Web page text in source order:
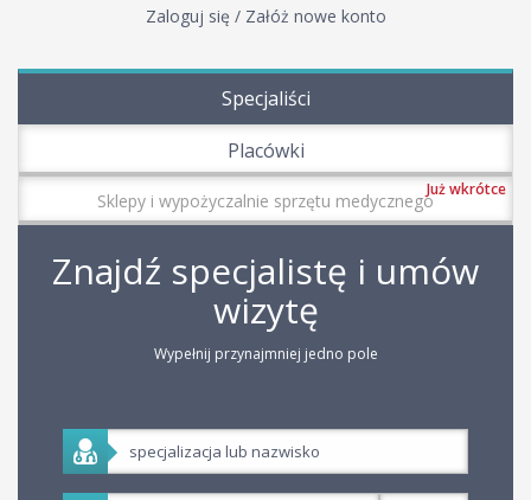
Zaloguj się / Załóż nowe konto
Specjaliści
Placówki
Sklepy i wypożyczalnie sprzętu medycznego
Już wkrótce
Znajdź specjalistę i umów
wizytę
Wypełnij przynajmniej jedno pole